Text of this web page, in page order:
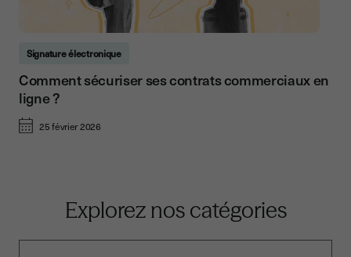
Signature électronique
Comment sécuriser ses contrats commerciaux en
ligne ?
25 février 2026
Explorez nos catégories